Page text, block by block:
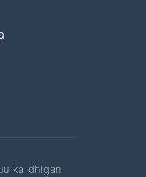
ka dhigan